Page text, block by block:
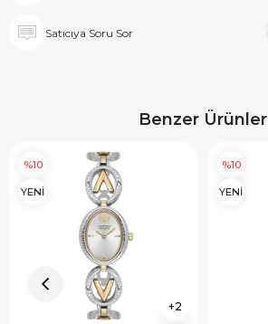
Satıcıya Soru Sor
Benzer Ürünler
2
%10
YENİ
%10
YENİ